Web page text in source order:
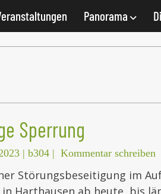
Panorama
Sperrung
| b304 | Kommentar schreiben
Störungsbeseitigung im